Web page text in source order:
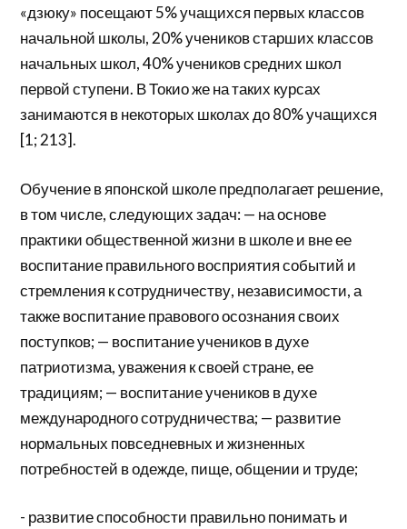
«дзюку» посещают 5% учащихся первых классов
начальной школы, 20% учеников старших классов
начальных школ, 40% учеников средних школ
первой ступени. В Токио же на таких курсах
занимаются в некоторых школах до 80% учащихся
[1; 213].
Обучение в японской школе предполагает решение,
в том числе, следующих задач: — на основе
практики общественной жизни в школе и вне ее
воспитание правильного восприятия событий и
стремления к сотрудничеству, независимости, а
также воспитание правового осознания своих
поступков; — воспитание учеников в духе
патриотизма, уважения к своей стране, ее
традициям; — воспитание учеников в духе
международного сотрудничества; — развитие
нормальных повседневных и жизненных
потребностей в одежде, пище, общении и труде;
- развитие способности правильно понимать и